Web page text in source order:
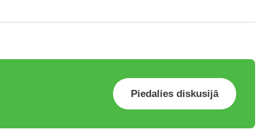
Piedalies diskusijā